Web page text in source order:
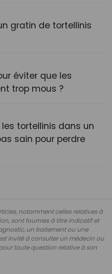
gratin de tortellinis
éviter que les
trop mous ?
tortellinis dans un
sain pour perdre
notamment celles relatives à
sont fournies à titre indicatif et
un traitement ou une
invité à consulter un médecin ou
toute question relative à son